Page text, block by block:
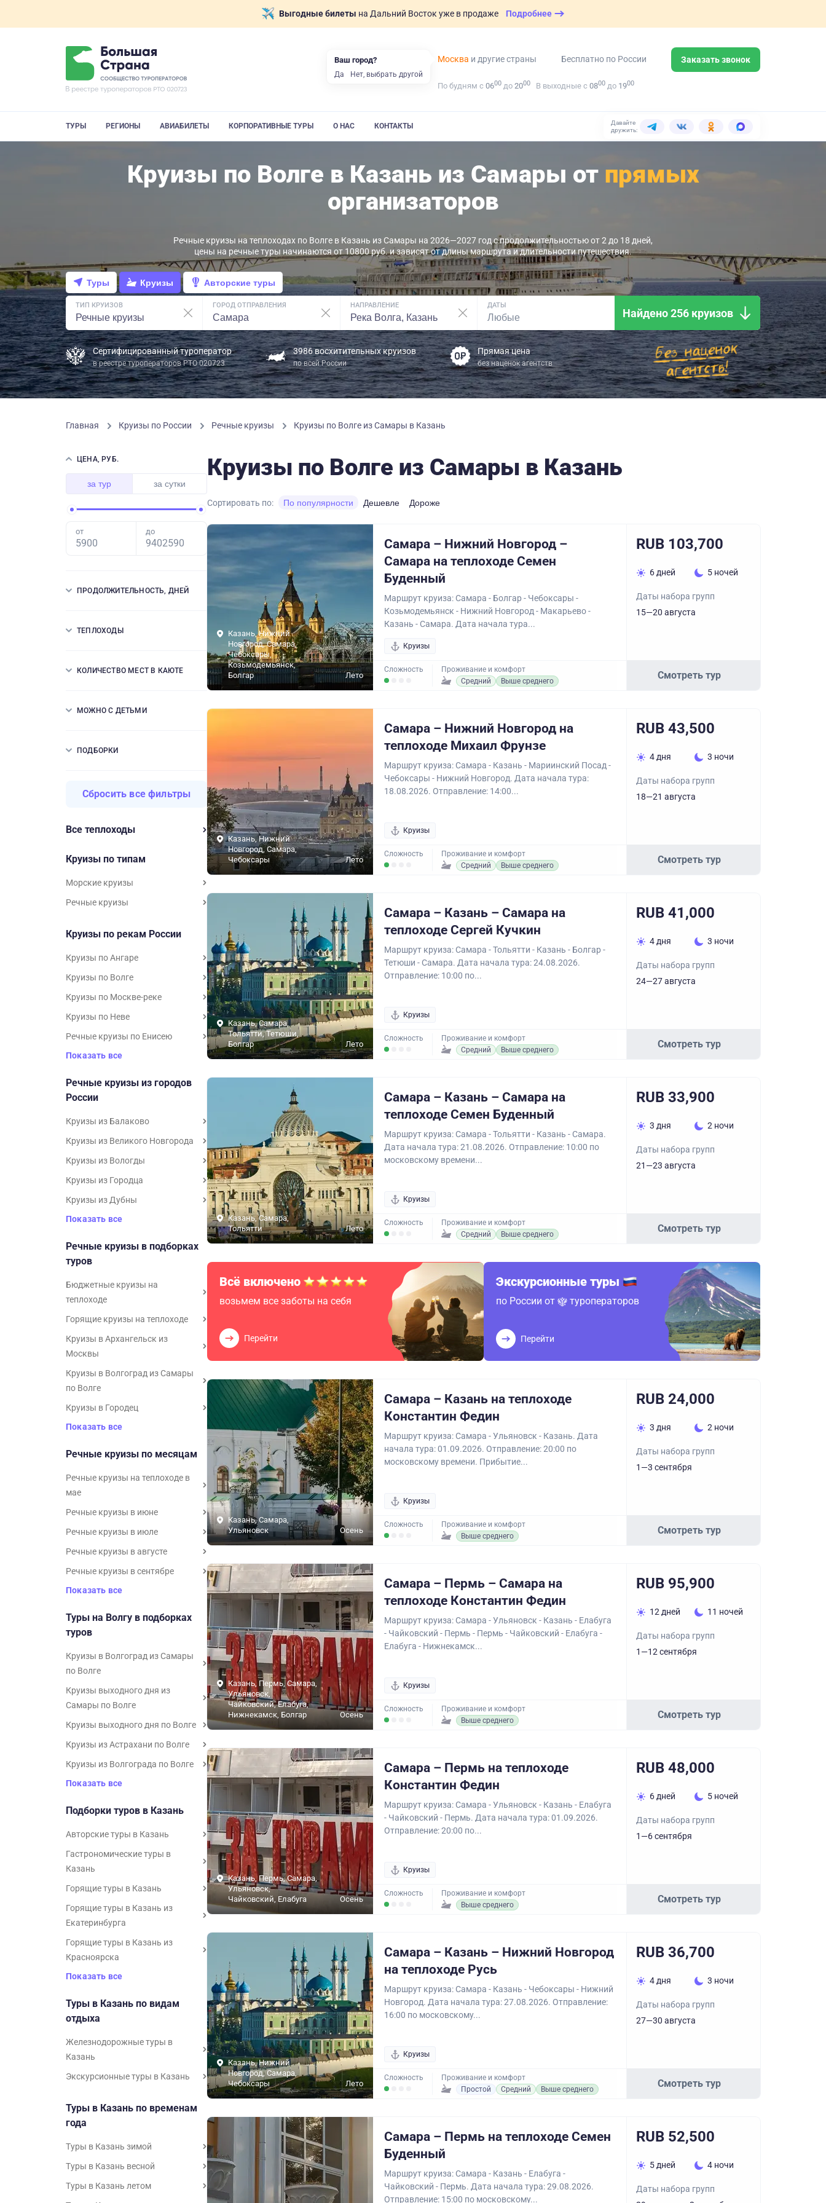
Выгодные билеты на Дальний Восток уже в продаже Подробнее
Москва и другие страны Бесплатно по России Заказать звонок
По будням с 0600 до 2000 В выходные с 0800 до 1900
ТУРЫ РЕГИОНЫ АВИАБИЛЕТЫ КОРПОРАТИВНЫЕ ТУРЫ О НАС КОНТАКТЫ
Давайте
дружить:
Круизы по Волге в Казань из Самары от прямых
организаторов
Речные круизы на теплоходах по Волге в Казань из Самары на 2026—2027 год с продолжительностью от 2 до 18 дней,
цены на речные туры начинаются от 10800 руб. и зависят от длины маршрута и длительности путешествия.
Туры Круизы Авторские туры
ТИП КРУИЗОВ ГОРОД ОТПРАВЛЕНИЯ НАПРАВЛЕНИЕ ДАТЫ
Найдено 256 круизов
Сертифицированный туроператор
в реестре туроператоров РТО 020723
3986 восхитительных круизов
по всей России
Прямая цена
без наценок агентств
Главная Круизы по России Речные круизы Круизы по Волге из Самары в Казань
ЦЕНА, РУБ.
за тур за сутки
от до
ПРОДОЛЖИТЕЛЬНОСТЬ, ДНЕЙ
ТЕПЛОХОДЫ
КОЛИЧЕСТВО МЕСТ В КАЮТЕ
МОЖНО С ДЕТЬМИ
ПОДБОРКИ
Сбросить все фильтры
Все теплоходы
Круизы по типам
Морские круизы
Речные круизы
Круизы по рекам России
Круизы по Ангаре
Круизы по Волге
Круизы по Москве-реке
Круизы по Неве
Речные круизы по Енисею
Показать все
Речные круизы из городов
России
Круизы из Балаково
Круизы из Великого Новгорода
Круизы из Вологды
Круизы из Городца
Круизы из Дубны
Показать все
Речные круизы в подборках
туров
Бюджетные круизы на
теплоходе
Горящие круизы на теплоходе
Круизы в Архангельск из
Москвы
Круизы в Волгоград из Самары
по Волге
Круизы в Городец
Показать все
Речные круизы по месяцам
Речные круизы на теплоходе в
мае
Речные круизы в июне
Речные круизы в июле
Речные круизы в августе
Речные круизы в сентябре
Показать все
Туры на Волгу в подборках
туров
Круизы в Волгоград из Самары
по Волге
Круизы выходного дня из
Самары по Волге
Круизы выходного дня по Волге
Круизы из Астрахани по Волге
Круизы из Волгограда по Волге
Показать все
Подборки туров в Казань
Авторские туры в Казань
Гастрономические туры в
Казань
Горящие туры в Казань
Горящие туры в Казань из
Екатеринбурга
Горящие туры в Казань из
Красноярска
Показать все
Туры в Казань по видам
отдыха
Железнодорожные туры в
Казань
Экскурсионные туры в Казань
Туры в Казань по временам
года
Туры в Казань зимой
Туры в Казань весной
Туры в Казань летом
Круизы по Волге из Самары в Казань
Сортировать по: По популярности Дешевле Дороже
Казань, Нижний
Новгород, Самара,
Чебоксары,
Козьмодемьянск,
Болгар
Лето
Самара – Нижний Новгород –
Самара на теплоходе Семен
Буденный
Маршрут круиза: Самара - Болгар - Чебоксары -
Козьмодемьянск - Нижний Новгород - Макарьево -
Казань - Самара. Дата начала тура...
Круизы
Сложность
Проживание и комфорт
Средний
Выше среднего
RUB 103,700
6 дней 5 ночей
Даты набора групп
15—20 августа
Смотреть тур
Казань, Нижний
Новгород, Самара,
Чебоксары
Лето
Самара – Нижний Новгород на
теплоходе Михаил Фрунзе
Маршрут круиза: Самара - Казань - Мариинский Посад -
Чебоксары - Нижний Новгород. Дата начала тура:
18.08.2026. Отправление: 14:00...
Круизы
Сложность
Проживание и комфорт
Средний
Выше среднего
RUB 43,500
4 дня 3 ночи
Даты набора групп
18—21 августа
Смотреть тур
Казань, Самара,
Тольятти, Тетюши,
Болгар
Лето
Самара – Казань – Самара на
теплоходе Сергей Кучкин
Маршрут круиза: Самара - Тольятти - Казань - Болгар -
Тетюши - Самара. Дата начала тура: 24.08.2026.
Отправление: 10:00 по...
Круизы
Сложность
Проживание и комфорт
Средний
Выше среднего
RUB 41,000
4 дня 3 ночи
Даты набора групп
24—27 августа
Смотреть тур
Казань, Самара,
Тольятти
Лето
Самара – Казань – Самара на
теплоходе Семен Буденный
Маршрут круиза: Самара - Тольятти - Казань - Самара.
Дата начала тура: 21.08.2026. Отправление: 10:00 по
московскому времени...
Круизы
Сложность
Проживание и комфорт
Средний
Выше среднего
RUB 33,900
3 дня 2 ночи
Даты набора групп
21—23 августа
Смотреть тур
Всё включено
возьмем все заботы на себя
Перейти
Экскурсионные туры
по России от туроператоров
Перейти
Казань, Самара,
Ульяновск
Осень
Самара – Казань на теплоходе
Константин Федин
Маршрут круиза: Самара - Ульяновск - Казань. Дата
начала тура: 01.09.2026. Отправление: 20:00 по
московскому времени. Прибытие...
Круизы
Сложность
Проживание и комфорт
Выше среднего
RUB 24,000
3 дня 2 ночи
Даты набора групп
1—3 сентября
Смотреть тур
Казань, Пермь, Самара,
Ульяновск,
Чайковский, Елабуга,
Нижнекамск, Болгар
Осень
Самара – Пермь – Самара на
теплоходе Константин Федин
Маршрут круиза: Самара - Ульяновск - Казань - Елабуга
- Чайковский - Пермь - Пермь - Чайковский - Елабуга -
Елабуга - Нижнекамск...
Круизы
Сложность
Проживание и комфорт
Выше среднего
RUB 95,900
12 дней 11 ночей
Даты набора групп
1—12 сентября
Смотреть тур
Казань, Пермь, Самара,
Ульяновск,
Чайковский, Елабуга
Осень
Самара – Пермь на теплоходе
Константин Федин
Маршрут круиза: Самара - Ульяновск - Казань - Елабуга
- Чайковский - Пермь. Дата начала тура: 01.09.2026.
Отправление: 20:00 по...
Круизы
Сложность
Проживание и комфорт
Выше среднего
RUB 48,000
6 дней 5 ночей
Даты набора групп
1—6 сентября
Смотреть тур
Казань, Нижний
Новгород, Самара,
Чебоксары
Лето
Самара – Казань – Нижний Новгород
на теплоходе Русь
Маршрут круиза: Самара - Казань - Чебоксары - Нижний
Новгород. Дата начала тура: 27.08.2026. Отправление:
16:00 по московскому...
Круизы
Сложность
Проживание и комфорт
Простой
Средний Выше среднего
RUB 36,700
4 дня 3 ночи
Даты набора групп
27—30 августа
Смотреть тур
Самара – Пермь на теплоходе Семен
Буденный
Маршрут круиза: Самара - Казань - Елабуга -
Чайковский - Пермь. Дата начала тура: 29.08.2026.
Отправление: 15:00 по московскому...
RUB 52,500
5 дней 4 ночи
Даты набора групп
Ваш город?
Да Нет, выбрать другой